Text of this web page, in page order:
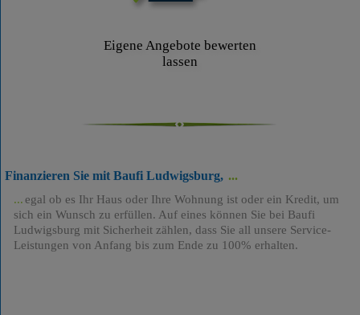
Eigene Angebote bewerten
lassen
Finanzieren Sie mit Baufi Ludwigsburg,
egal ob es Ihr Haus oder Ihre Wohnung ist oder ein Kredit, um
sich ein Wunsch zu erfüllen. Auf eines können Sie bei Baufi
Ludwigsburg mit Sicherheit zählen, dass Sie all unsere Service-
Leistungen von Anfang bis zum Ende zu 100% erhalten.